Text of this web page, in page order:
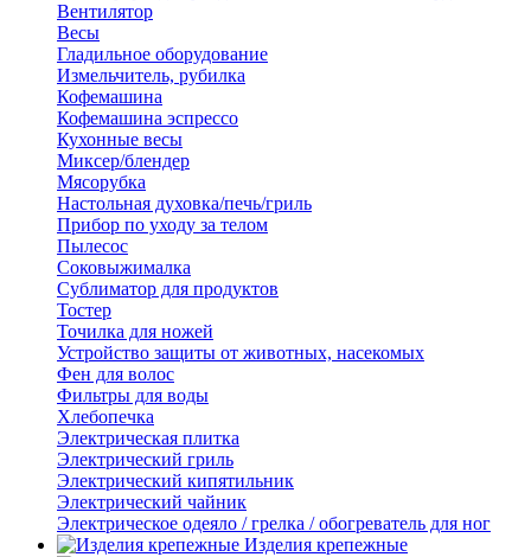
Вентилятор
Весы
Гладильное оборудование
Измельчитель, рубилка
Кофемашина
Кофемашина эспрессо
Кухонные весы
Миксер/блендер
Мясорубка
Настольная духовка/печь/гриль
Прибор по уходу за телом
Пылесос
Соковыжималка
Сублиматор для продуктов
Тостер
Точилка для ножей
Устройство защиты от животных, насекомых
Фен для волос
Фильтры для воды
Хлебопечка
Электрическая плитка
Электрический гриль
Электрический кипятильник
Электрический чайник
Электрическое одеяло / грелка / обогреватель для ног
Изделия крепежные